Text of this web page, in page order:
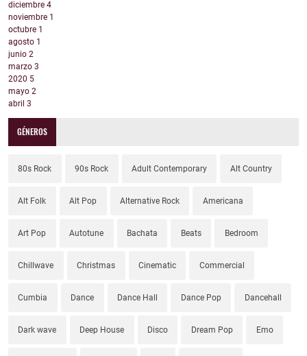
diciembre 4
noviembre 1
octubre 1
agosto 1
junio 2
marzo 3
2020 5
mayo 2
abril 3
GÉNEROS
80s Rock 90s Rock Adult Contemporary Alt Country
Alt Folk Alt Pop Alternative Rock Americana
Art Pop Autotune Bachata Beats Bedroom
Chillwave Christmas Cinematic Commercial
Cumbia Dance Dance Hall Dance Pop Dancehall
Dark wave Deep House Disco Dream Pop Emo